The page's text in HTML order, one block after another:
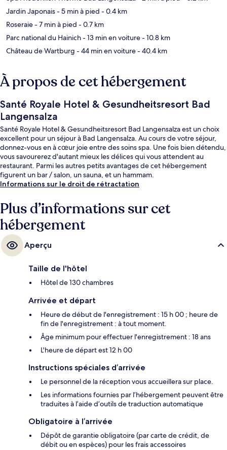
Jardin Japonais- 5 min à pied - 0.4 km
Roseraie- 7 min à pied - 0.7 km
Parc national du Hainich- 13 min en voiture- 10.8 km
Château de Wartburg - 44 min en voiture- 40.4 km
À propos de cet hébergement
Santé Royale Hotel & Gesundheitsresort Bad
Langensalza
Santé Royale Hotel & Gesundheitsresort Bad Langensalza est un choix
excellent pour un séjour à Bad Langensalza. Au cours de votre séjour,
donnez-vous en à cœur joie entre des soins spa. Une fois bien détendu,
vous savourerez d'autant mieux les délices qui vous attendent au
restaurant. Parmi les autres petits avantages de cet hébergement
figurent un bar / salon, un sauna, et un hammam.
Informations sur le droit de rétractation
Plus d’informations sur cet
hébergement
Aperçu
Taille de l'hôtel
Hôtel de 130 chambres
Arrivée et départ
Heure de début de l'enregistrement : 15 h 00 ; heure de
fin de l'enregistrement : à tout moment.
Âge minimum pour effectuer l'enregistrement : 18 ans
L'heure de départ est 12 h 00
Instructions spéciales d’arrivée
Le personnel de la réception vous accueillera sur place.
Les informations fournies par l’hébergement peuvent être
traduites à l’aide d’outils de traduction automatique
Obligatoire à l’arrivée
Dépôt de garantie obligatoire (par carte de crédit, de
débit ou en espèces) pour les frais accessoires